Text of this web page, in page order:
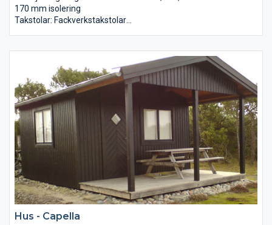
170 mm isolering
Takstolar: Fackverkstakstolar
Yttertak: Isolering + 13mm gipsskivor levereras löst.
Innertak: Råspont 22×95 lösvirke samt underlagspapp
Mellanväggar: Glespanel 22×95 cc30cm + 120mm isolering +
furupanel
Innerdörrar: Reglar 34×70 + isolering + 13mm gipsskiva
Golv: Golvspånskiva
Ytterdörr: Furudörrar med karm
2-glas fönster: Glasad fritidshusdörr 9×20 Obehandlad
Hus - Capella